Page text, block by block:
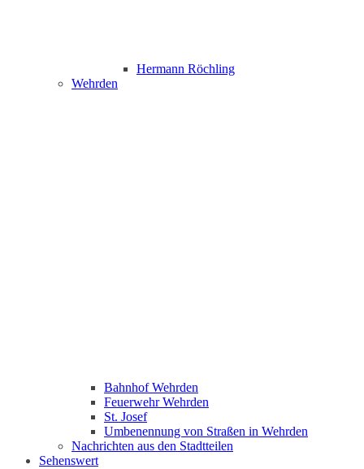
Hermann Röchling
Wehrden
Bahnhof Wehrden
Feuerwehr Wehrden
St. Josef
Umbenennung von Straßen in Wehrden
Nachrichten aus den Stadtteilen
Sehenswert